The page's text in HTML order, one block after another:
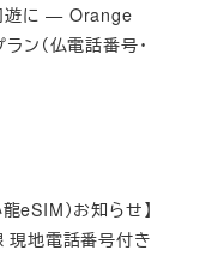
遊に — Orange
ン（仏電話番号・
eSIM）お知らせ】
現地電話番号付き